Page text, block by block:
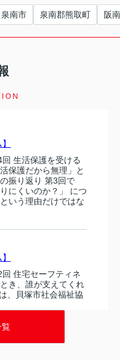
泉南市 泉南郡熊取町 阪
回 生活保護を受ける
保護だから無理」と
振り返り 第3回で
にくいのか？」 につ
いう理由だけではな
回 住宅セーフティネ
き、誰が支えてくれ
、貝塚市社会福祉協
覧